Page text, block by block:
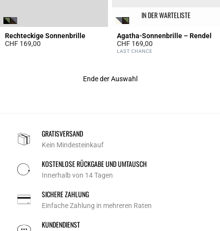
Rechteckige Sonnenbrille
CHF 169,00
IN DER WARTELISTE
Agatha-Sonnenbrille – Rendel
CHF 169,00
3.1 out of 5 Customer Rating
LAST CHANCE
Ende der Auswahl
GRATISVERSAND
Kein Mindesteinkauf
KOSTENLOSE RÜCKGABE UND UMTAUSCH
Innerhalb von 14 Tagen
SICHERE ZAHLUNG
Einfache Zahlung in mehreren Raten
KUNDENDIENST